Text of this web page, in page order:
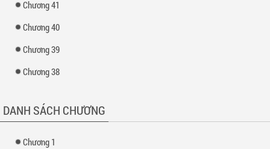
Chương 41
Chương 40
Chương 39
Chương 38
DANH SÁCH CHƯƠNG
Chương 1